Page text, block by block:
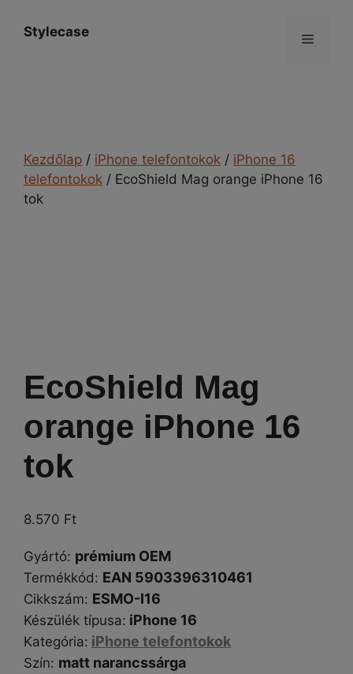
Stylecase Menü
Kezdőlap / iPhone telefontokok / iPhone 16
telefontokok / EcoShield Mag orange iPhone 16
tok
EcoShield Mag
orange iPhone 16
tok
8.570 Ft
Gyártó: prémium OEM
Termékkód: EAN 5903396310461
Cikkszám: ESMO-I16
Készülék típusa: iPhone 16
Kategória: iPhone telefontokok
Szín: matt narancssárga